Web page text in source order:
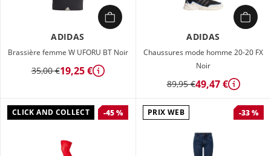
ADIDAS
Brassière femme W UFORU BT Noir
35,00 €19,25 € Détails
ADIDAS
Chaussures mode homme 20-20 FX
Noir
89,95 €49,47 € Détails
CLICK AND COLLECT -45 % PRIX WEB -33 %